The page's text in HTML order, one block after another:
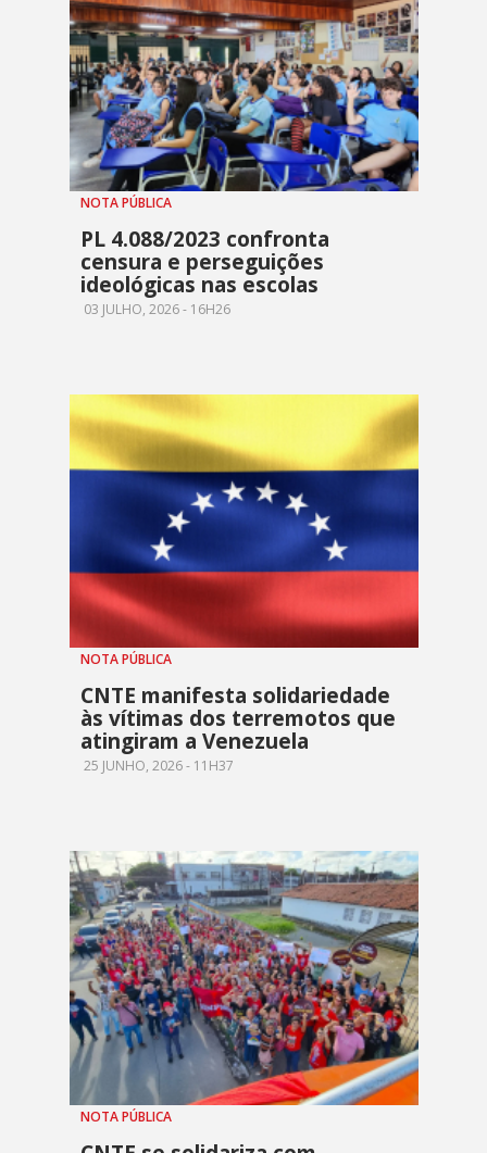
NOTA PÚBLICA
PL 4.088/2023 confronta
censura e perseguições
ideológicas nas escolas
03 JULHO, 2026 - 16H26
NOTA PÚBLICA
CNTE manifesta solidariedade
às vítimas dos terremotos que
atingiram a Venezuela
25 JUNHO, 2026 - 11H37
NOTA PÚBLICA